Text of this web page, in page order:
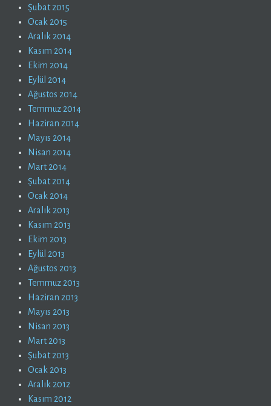
Şubat 2015
Ocak 2015
Aralık 2014
Kasım 2014
Ekim 2014
Eylül 2014
Ağustos 2014
Temmuz 2014
Haziran 2014
Mayıs 2014
Nisan 2014
Mart 2014
Şubat 2014
Ocak 2014
Aralık 2013
Kasım 2013
Ekim 2013
Eylül 2013
Ağustos 2013
Temmuz 2013
Haziran 2013
Mayıs 2013
Nisan 2013
Mart 2013
Şubat 2013
Ocak 2013
Aralık 2012
Kasım 2012